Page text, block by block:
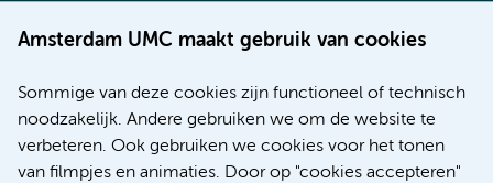
Amsterdam UMC maakt gebruik van cookies
Sommige van deze cookies zijn functioneel of technisch
noodzakelijk. Andere gebruiken we om de website te
verbeteren. Ook gebruiken we cookies voor het tonen
van filmpjes en animaties. Door op "cookies accepteren"
Werken bij Amsterdam UMC
Nieuws
Research
Educatie locatie AMC
Educatie locatie VUmc